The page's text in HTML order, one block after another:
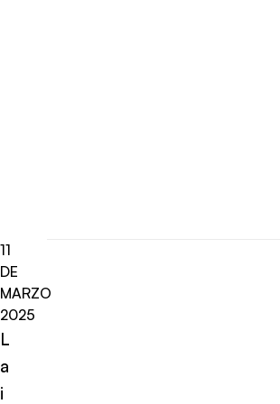
11
DE
MARZO
2025
L
a
i